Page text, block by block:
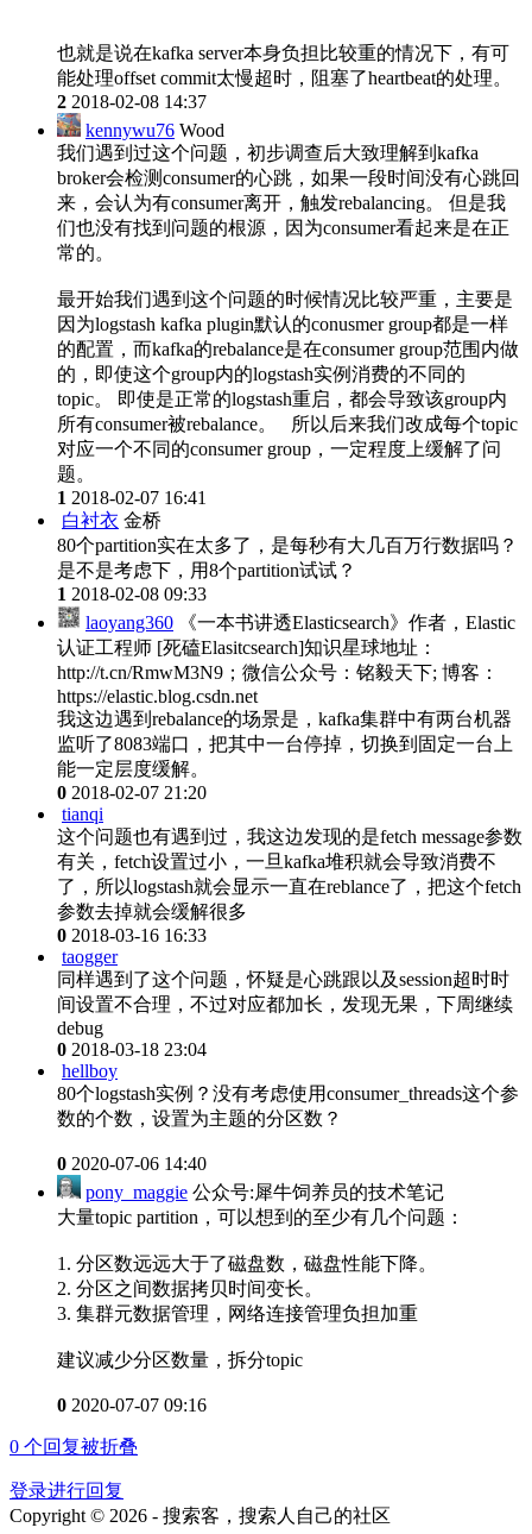
也就是说在kafka server本身负担比较重的情况下，有可
能处理offset commit太慢超时，阻塞了heartbeat的处理。
2 2018-02-08 14:37
kennywu76 Wood
我们遇到过这个问题，初步调查后大致理解到kafka
broker会检测consumer的心跳，如果一段时间没有心跳回
来，会认为有consumer离开，触发rebalancing。 但是我
们也没有找到问题的根源，因为consumer看起来是在正
常的。
最开始我们遇到这个问题的时候情况比较严重，主要是
因为logstash kafka plugin默认的conusmer group都是一样
的配置，而kafka的rebalance是在consumer group范围内做
的，即使这个group内的logstash实例消费的不同的
topic。 即使是正常的logstash重启，都会导致该group内
所有consumer被rebalance。 所以后来我们改成每个topic
对应一个不同的consumer group，一定程度上缓解了问
题。
1 2018-02-07 16:41
白衬衣 金桥
80个partition实在太多了，是每秒有大几百万行数据吗？
是不是考虑下，用8个partition试试？
1 2018-02-08 09:33
laoyang360
《一本书讲透Elasticsearch》作者，Elastic
认证工程师 [死磕Elasitcsearch]知识星球地址：
http://t.cn/RmwM3N9；微信公众号：铭毅天下; 博客：
https://elastic.blog.csdn.net
我这边遇到rebalance的场景是，kafka集群中有两台机器
监听了8083端口，把其中一台停掉，切换到固定一台上
能一定层度缓解。
0 2018-02-07 21:20
tianqi
这个问题也有遇到过，我这边发现的是fetch message参数
有关，fetch设置过小，一旦kafka堆积就会导致消费不
了，所以logstash就会显示一直在reblance了，把这个fetch
参数去掉就会缓解很多
0 2018-03-16 16:33
taogger
同样遇到了这个问题，怀疑是心跳跟以及session超时时
间设置不合理，不过对应都加长，发现无果，下周继续
debug
0 2018-03-18 23:04
hellboy
80个logstash实例？没有考虑使用consumer_threads这个参
数的个数，设置为主题的分区数？
0 2020-07-06 14:40
pony_maggie 公众号:犀牛饲养员的技术笔记
大量topic partition，可以想到的至少有几个问题：
1. 分区数远远大于了磁盘数，磁盘性能下降。
2. 分区之间数据拷贝时间变长。
3. 集群元数据管理，网络连接管理负担加重
建议减少分区数量，拆分topic
0 2020-07-07 09:16
0 个回复被折叠
登录进行回复
Copyright © 2026 - 搜索客，搜索人自己的社区